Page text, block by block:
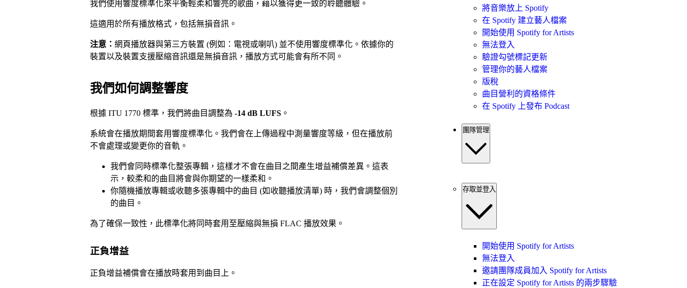
我們使用響度標準化來平衡輕柔和響亮的歌曲，藉以獲得更一致的聆聽體驗。
這適用於所有播放格式，包括無損音訊。
注意： 網頁播放器與第三方裝置 (例如：電視或喇叭) 並不使用響度標準化。依據你的
裝置以及裝置支援壓縮音訊還是無損音訊，播放方式可能會有所不同。
我們如何調整響度
根據 ITU 1770 標準，我們將曲目調整為 -14 dB LUFS 。
系統會在播放期間套用響度標準化。我們會在上傳過程中測量響度等級，但在播放前
不會處理或變更你的音軌。
我們會同時標準化整張專輯，這樣才不會在曲目之間產生增益補償差異。這表
示，較柔和的曲目將會與你期望的一樣柔和。
你隨機播放專輯或收聽多張專輯中的曲目 (如收聽播放清單) 時，我們會調整個別
的曲目。
為了確保一致性，此標準化將同時套用至壓縮與無損 FLAC 播放效果。
正負增益
正負增益補償會在播放時套用到曲目上。
將音樂放上 Spotify
在 Spotify 建立藝人檔案
開始使用 Spotify for Artists
無法登入
驗證勾號標記更新
管理你的藝人檔案
版稅
曲目營利的資格條件
在 Spotify 上發布 Podcast
團隊管理
存取並登入
開始使用 Spotify for Artists
無法登入
邀請團隊成員加入 Spotify for Artists
正在設定 Spotify for Artists 的兩步驟驗